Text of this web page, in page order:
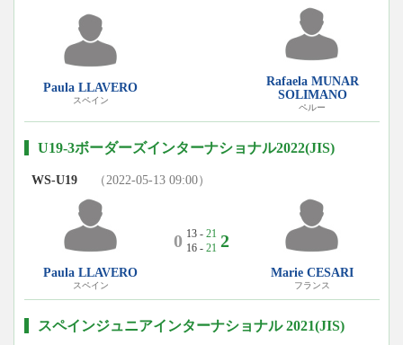
Paula LLAVERO
スペイン
Rafaela MUNAR
SOLIMANO
ペルー
U19-3ボーダーズインターナショナル2022(JIS)
WS-U19 （2022-05-13 09:00）
Paula LLAVERO
スペイン
0 13 - 21
16 - 21 2
Marie CESARI
フランス
スペインジュニアインターナショナル 2021(JIS)